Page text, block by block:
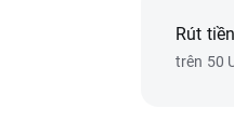
Rút tiền
trên 50